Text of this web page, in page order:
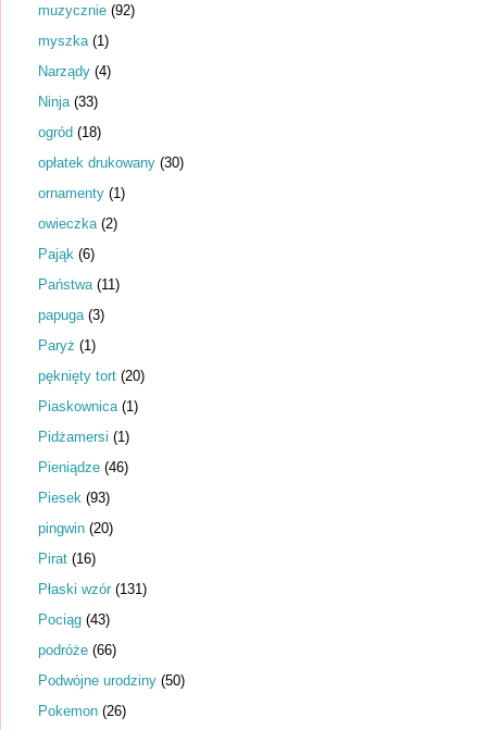
muzycznie (92)
myszka (1)
Narządy (4)
Ninja (33)
ogród (18)
opłatek drukowany (30)
ornamenty (1)
owieczka (2)
Pająk (6)
Państwa (11)
papuga (3)
Paryż (1)
pęknięty tort (20)
Piaskownica (1)
Pidżamersi (1)
Pieniądze (46)
Piesek (93)
pingwin (20)
Pirat (16)
Płaski wzór (131)
Pociąg (43)
podróże (66)
Podwójne urodziny (50)
Pokemon (26)